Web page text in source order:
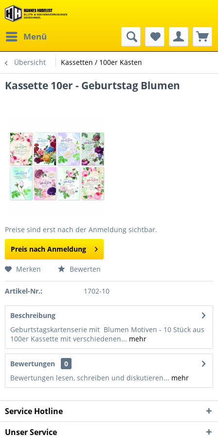
Menü
Übersicht Kassetten / 100er Kästen
Kassette 10er - Geburtstag Blumen
Preise sind erst nach der Anmeldung sichtbar.
Preis nach Anmeldung
Merken Bewerten
Artikel-Nr.: 1702-10
Beschreibung
Geburtstagskartenserie mit Blumen Motiven - 10 Stück aus
100er Kassette mit verschiedenen... mehr
Bewertungen
0
Bewertungen lesen, schreiben und diskutieren... mehr
Service Hotline
Unser Service